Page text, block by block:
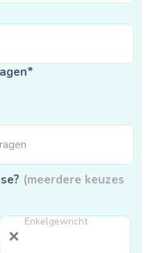
(meerdere keuzes
Enkelgewricht